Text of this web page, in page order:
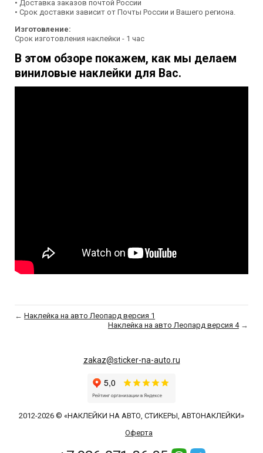
• Доставка заказов почтой России
• Срок доставки зависит от Почты России и Вашего региона.
Изготовление:
Срок изготовления наклейки - 1 час
В этом обзоре покажем, как мы делаем
виниловые наклейки для Вас.
←Наклейка на авто Леопард версия 1
Наклейка на авто Леопард версия 4→
zakaz@sticker-na-auto.ru
2012-2026 © «НАКЛЕЙКИ НА АВТО, СТИКЕРЫ, АВТОНАКЛЕЙКИ»
Оферта